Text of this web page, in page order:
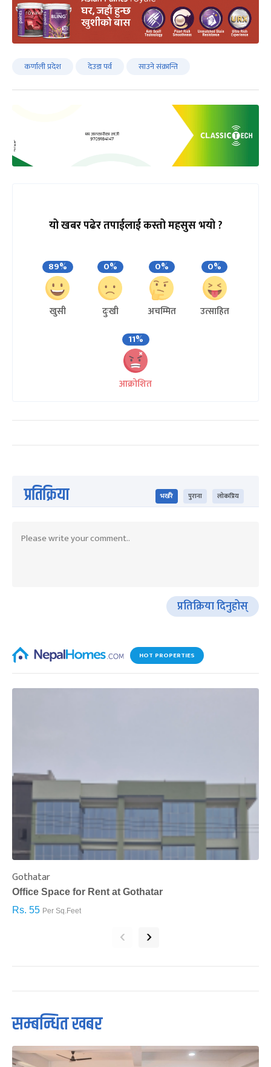
कर्णाली प्रदेश देउडा पर्व साउने संक्रान्ति
यो खबर पढेर तपाईलाई कस्तो महसुस भयो ?
89%
खुसी
0%
दुःखी
0%
अचम्मित
0%
उत्साहित
11%
आक्रोशित
प्रतिक्रिया भर्खरै पुराना लोकप्रिय
प्रतिक्रिया दिनुहोस्
HOT PROPERTIES
Gothatar
Office Space for Rent at Gothatar
Rs. 55 Per Sq.Feet
‹ ›
सम्बन्धित खबर